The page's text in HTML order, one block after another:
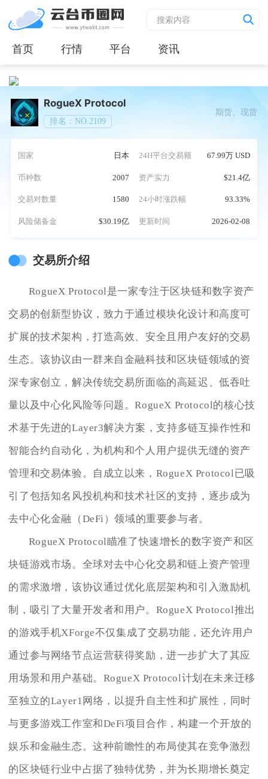
首页 行情 平台 资讯
RogueX Protocol
排名：NO.2109
期货、现货
国家 日本 24H平台交易额 67.99万 USD
币种数 2007 资产实力 $21.4亿
交易对数量 1580 24小时涨跌幅 93.33%
风险储备金 $30.19亿 更新时间 2026-02-08
交易所介绍
RogueX Protocol是一家专注于区块链和数字资产
交易的创新型协议，致力于通过模块化设计和高度可
扩展的技术架构，打造高效、安全且用户友好的交易
生态。该协议由一群来自金融科技和区块链领域的资
深专家创立，解决传统交易所面临的高延迟、低吞吐
量以及中心化风险等问题。RogueX Protocol的核心技
术基于先进的Layer3解决方案，支持多链互操作性和
智能合约自动化，为机构和个人用户提供无缝的资产
管理和交易体验。自成立以来，RogueX Protocol已吸
引了包括知名风投机构和技术社区的支持，逐步成为
去中心化金融（DeFi）领域的重要参与者。
RogueX Protocol瞄准了快速增长的数字资产和区
块链游戏市场。全球对去中心化交易和链上资产管理
的需求激增，该协议通过优化底层架构和引入激励机
制，吸引了大量开发者和用户。RogueX Protocol推出
的游戏手机XForge不仅集成了交易功能，还允许用户
通过参与网络节点运营获得奖励，进一步扩大了其应
用场景和用户基础。RogueX Protocol计划在未来迁移
至独立的Layer1网络，以提升自主性和扩展性，同时
与更多游戏工作室和DeFi项目合作，构建一个开放的
娱乐和金融生态。这种前瞻性的布局使其在竞争激烈
的区块链行业中占据了独特优势，并为长期增长奠定